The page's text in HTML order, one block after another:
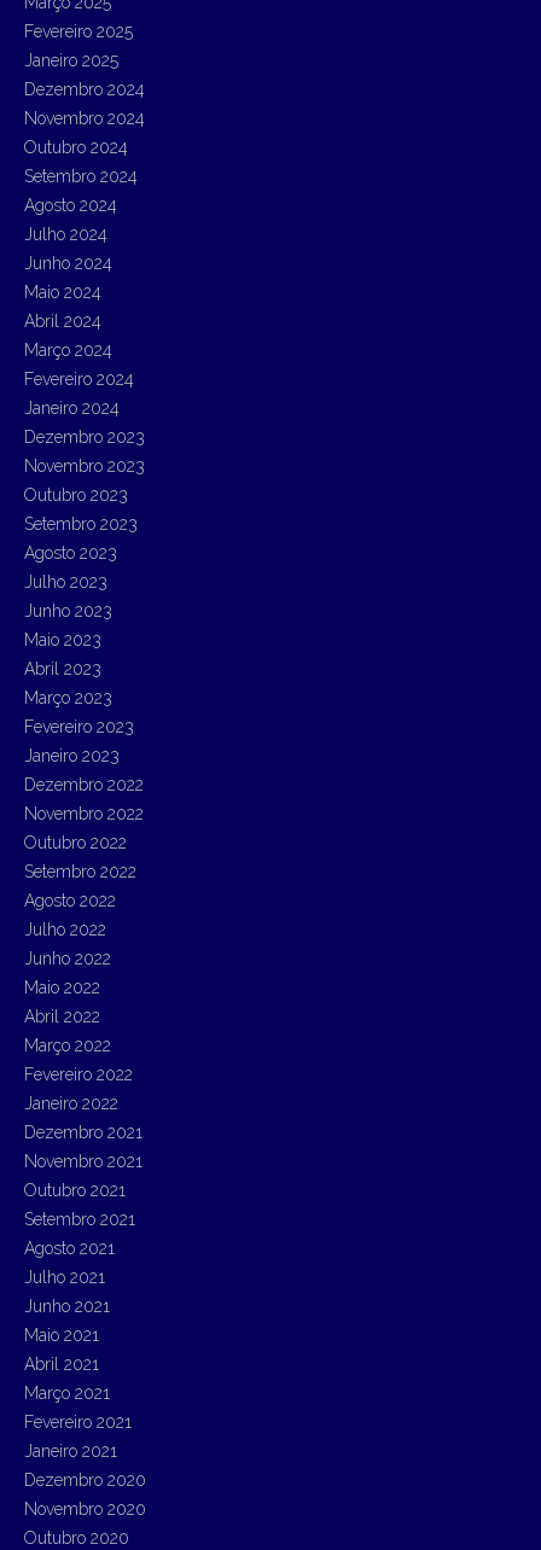
Fevereiro 2025
Janeiro 2025
Dezembro 2024
Novembro 2024
Outubro 2024
Setembro 2024
Agosto 2024
Julho 2024
Junho 2024
Maio 2024
Abril 2024
Março 2024
Fevereiro 2024
Janeiro 2024
Dezembro 2023
Novembro 2023
Outubro 2023
Setembro 2023
Agosto 2023
Julho 2023
Junho 2023
Maio 2023
Abril 2023
Março 2023
Fevereiro 2023
Janeiro 2023
Dezembro 2022
Novembro 2022
Outubro 2022
Setembro 2022
Agosto 2022
Julho 2022
Junho 2022
Maio 2022
Abril 2022
Março 2022
Fevereiro 2022
Janeiro 2022
Dezembro 2021
Novembro 2021
Outubro 2021
Setembro 2021
Agosto 2021
Julho 2021
Junho 2021
Maio 2021
Abril 2021
Março 2021
Fevereiro 2021
Janeiro 2021
Dezembro 2020
Novembro 2020
Outubro 2020